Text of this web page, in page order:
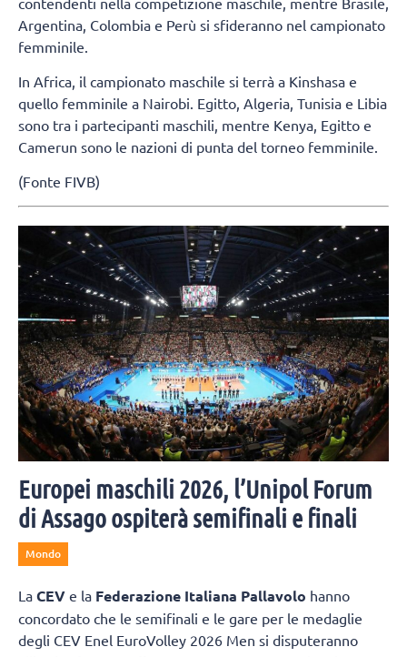
Argentina, Colombia e Perù si sfideranno nel campionato
femminile.
In Africa, il campionato maschile si terrà a Kinshasa e
quello femminile a Nairobi. Egitto, Algeria, Tunisia e Libia
sono tra i partecipanti maschili, mentre Kenya, Egitto e
Camerun sono le nazioni di punta del torneo femminile.
(Fonte FIVB)
Europei maschili 2026, l’Unipol Forum
di Assago ospiterà semifinali e finali
Mondo
La CEV e la Federazione Italiana Pallavolo hanno
concordato che le semifinali e le gare per le medaglie
degli CEV Enel EuroVolley 2026 Men si disputeranno